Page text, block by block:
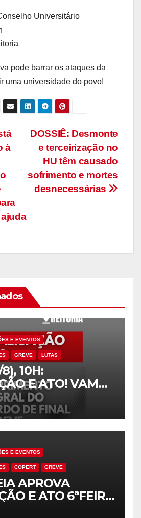
Universitário
pode barrar os ataques da
uma universidade do povo!
DOSSIÊ: Desmonte
e terceirização no
HU têm causado
sofrimento e mortes
desnecessárias
à
E EVENTOS
GREVE LUTAS
10H:
E ATO! VAMOS
E EVENTOS
COPERT GREVE
APROVA
E ATO 6ªFEIRA